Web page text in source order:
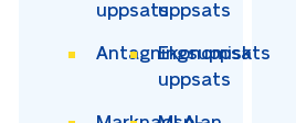
uppsatsuppsats
Antagningsuppsats
Ekonomisk
uppsats